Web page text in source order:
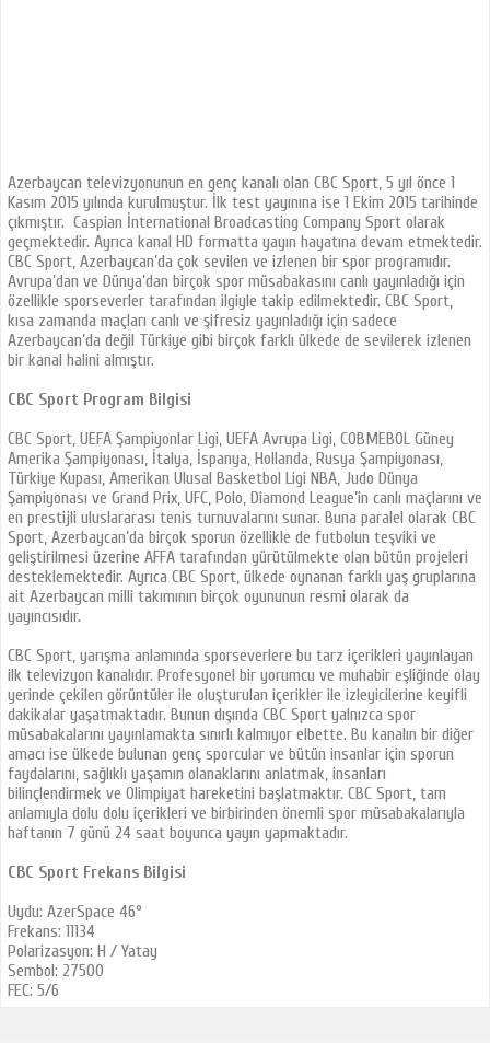
Azerbaycan televizyonunun en genç kanalı olan CBC Sport, 5 yıl önce 1
Kasım 2015 yılında kurulmuştur. İlk test yayınına ise 1 Ekim 2015 tarihinde
çıkmıştır. Caspian İnternational Broadcasting Company Sport olarak
geçmektedir. Ayrıca kanal HD formatta yayın hayatına devam etmektedir.
CBC Sport, Azerbaycan’da çok sevilen ve izlenen bir spor programıdır.
Avrupa’dan ve Dünya’dan birçok spor müsabakasını canlı yayınladığı için
özellikle sporseverler tarafından ilgiyle takip edilmektedir. CBC Sport,
kısa zamanda maçları canlı ve şifresiz yayınladığı için sadece
Azerbaycan’da değil Türkiye gibi birçok farklı ülkede de sevilerek izlenen
bir kanal halini almıştır.
CBC Sport Program Bilgisi
CBC Sport, UEFA Şampiyonlar Ligi, UEFA Avrupa Ligi, COBMEBOL Güney
Amerika Şampiyonası, İtalya, İspanya, Hollanda, Rusya Şampiyonası,
Türkiye Kupası, Amerikan Ulusal Basketbol Ligi NBA, Judo Dünya
Şampiyonası ve Grand Prix, UFC, Polo, Diamond League’in canlı maçlarını ve
en prestijli uluslararası tenis turnuvalarını sunar. Buna paralel olarak CBC
Sport, Azerbaycan’da birçok sporun özellikle de futbolun teşviki ve
geliştirilmesi üzerine AFFA tarafından yürütülmekte olan bütün projeleri
desteklemektedir. Ayrıca CBC Sport, ülkede oynanan farklı yaş gruplarına
ait Azerbaycan milli takımının birçok oyununun resmi olarak da
yayıncısıdır.
CBC Sport, yarışma anlamında sporseverlere bu tarz içerikleri yayınlayan
ilk televizyon kanalıdır. Profesyonel bir yorumcu ve muhabir eşliğinde olay
yerinde çekilen görüntüler ile oluşturulan içerikler ile izleyicilerine keyifli
dakikalar yaşatmaktadır. Bunun dışında CBC Sport yalnızca spor
müsabakalarını yayınlamakta sınırlı kalmıyor elbette. Bu kanalın bir diğer
amacı ise ülkede bulunan genç sporcular ve bütün insanlar için sporun
faydalarını, sağlıklı yaşamın olanaklarını anlatmak, insanları
bilinçlendirmek ve Olimpiyat hareketini başlatmaktır. CBC Sport, tam
anlamıyla dolu dolu içerikleri ve birbirinden önemli spor müsabakalarıyla
haftanın 7 günü 24 saat boyunca yayın yapmaktadır.
CBC Sport Frekans Bilgisi
Uydu: AzerSpace 46°
Frekans: 11134
Polarizasyon: H / Yatay
Sembol: 27500
FEC: 5/6